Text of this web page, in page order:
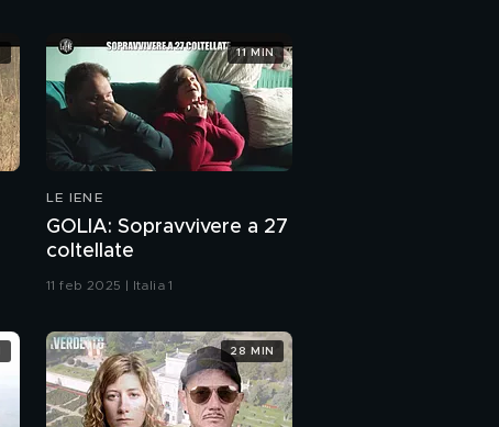
LE IENE
GOLIA: Sopravvivere a 27
coltellate
11 feb 2025 | Italia 1
11 MIN
28 MIN